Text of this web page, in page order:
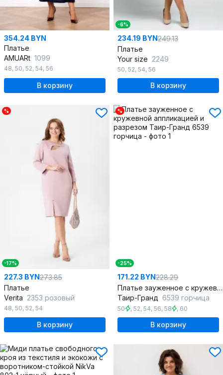
354.24 BYN
Платье
AMUARt 1099
48, 50, 52, 54, 56
В корзину
-6%
234.19 BYN249.13
Платье
Your size 2249
50, 52, 54, 56
В корзину
%
-17%
227.3 BYN273.85
Платье
Verita 2353 розовый
48, 50, 52, 54
В корзину
%
-25%
171.22 BYN228.29
Платье зауженное с кружевной аппликацией и разрезом
Таир-Гранд 6539 горчица
50 , 52, 54, 56, 58 , 60
В корзину